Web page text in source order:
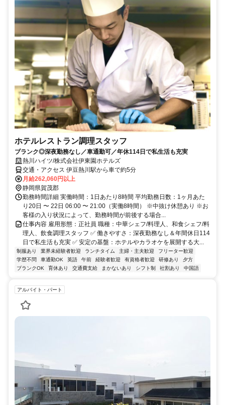
ホテルレストラン調理スタッフ
ブランク◎深夜勤務なし／車通勤可／年休114日で私生活も充実
熱川ハイツ/株式会社伊東園ホテルズ
交通・アクセス 伊豆熱川駅から車で約5分
月給262,060円以上
静岡県賀茂郡
勤務時間詳細 実働時間：1日あたり8時間 平均勤務日数：1ヶ月あた
り20日 〜 22日 06:00 〜 21:00（実働8時間） ※中抜け休憩あり ※お
客様の入り状況によって、勤務時間が前後する場合...
仕事内容 雇用形態：正社員 職種：中華シェフ/料理人、和食シェフ/料
理人、飲食調理スタッフ ✅ 働きやすさ：深夜勤務なし＆年間休日114
日で私生活も充実 ✅ 安定の基盤：ホテルやカラオケを展開する大...
制服あり 業界未経験者歓迎 ランチタイム 主婦・主夫歓迎
フリーター歓迎
学歴不問
車通勤OK 英語 午前 経験者歓迎 有資格者歓迎 研修あり
夕方
ブランクOK
育休あり 交通費支給 まかないあり シフト制 社割あり 中国語
アルバイト・パート